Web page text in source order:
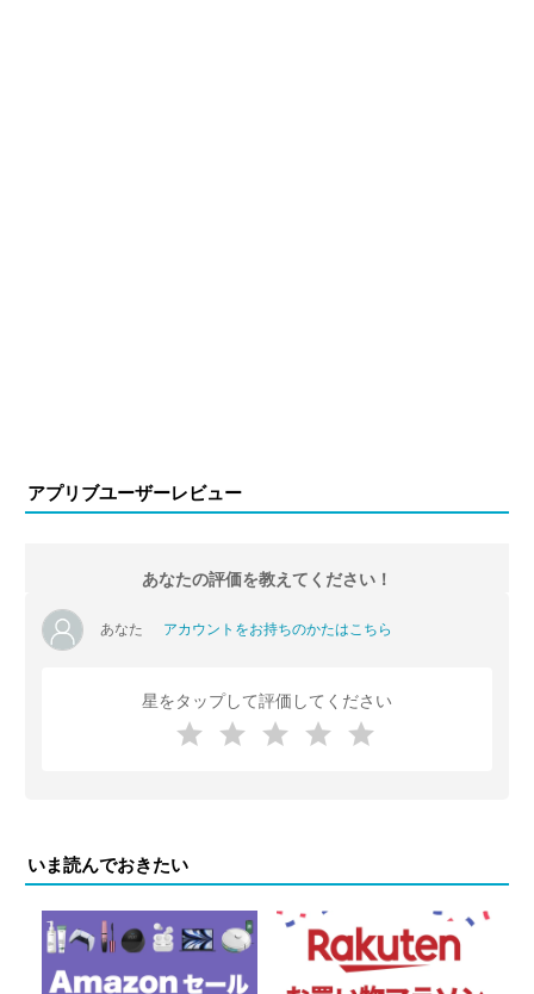
アプリブユーザーレビュー
あなたの評価を教えてください！
あなた アカウントをお持ちのかたはこちら
星をタップして評価してください
いま読んでおきたい